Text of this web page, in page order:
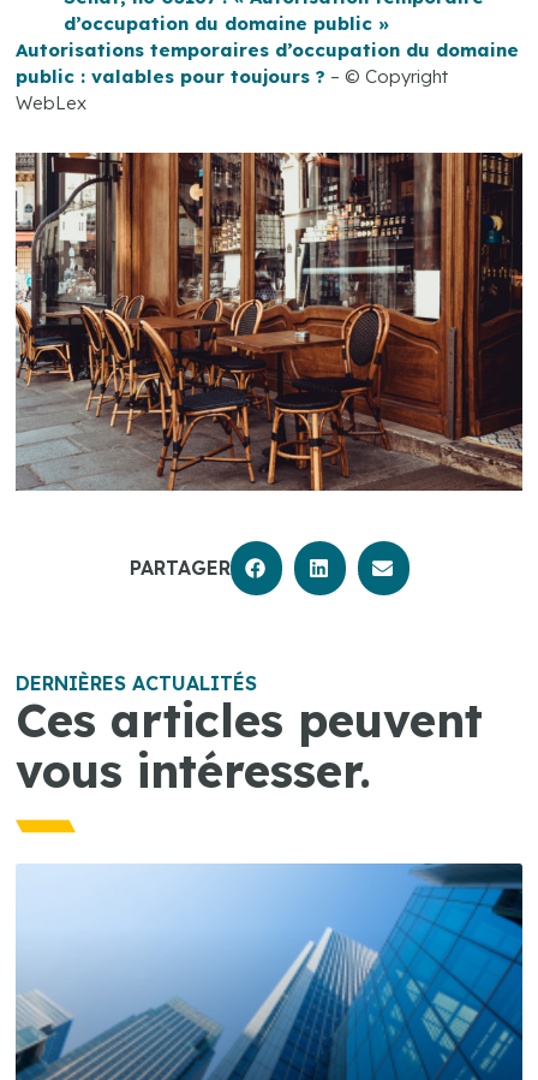
d’occupation du domaine public »
Autorisations temporaires d’occupation du domaine
public : valables pour toujours ? – © Copyright
WebLex
PARTAGER
DERNIÈRES ACTUALITÉS
Ces articles peuvent
vous intéresser.